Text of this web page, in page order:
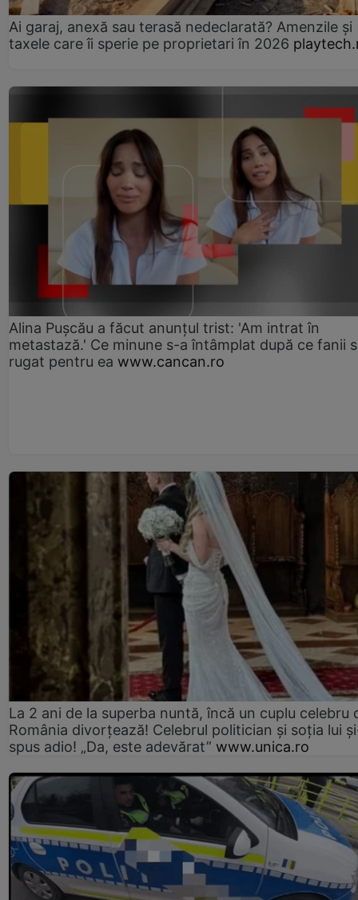
Ai garaj, anexă sau terasă nedeclarată? Amenzile și
taxele care îi sperie pe proprietari în 2026
Alina Pușcău a făcut anunțul trist: 'Am intrat în
metastază.' Ce minune s-a întâmplat după ce fanii
rugat pentru ea www.cancan.ro
La 2 ani de la superba nuntă, încă un cuplu celebru
România divorțează! Celebrul politician și soția lui
spus adio! „Da, este adevărat” www.unica.ro